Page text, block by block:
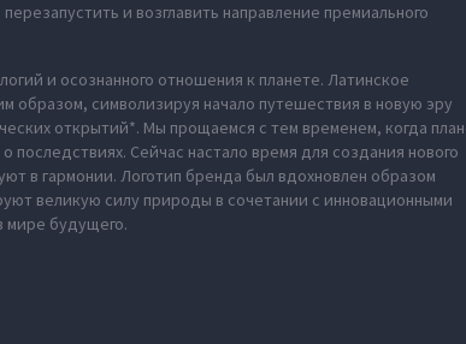
и возглавить направление премиального
и осознанного отношения к планете. Латинское
образом, символизируя начало путешествия в новую эру
открытий*. Мы прощаемся с тем временем, когда
Сейчас настало время для создания нового
в гармонии. Логотип бренда был вдохновлен образом
великую силу природы в сочетании с инновационными
мире будущего.